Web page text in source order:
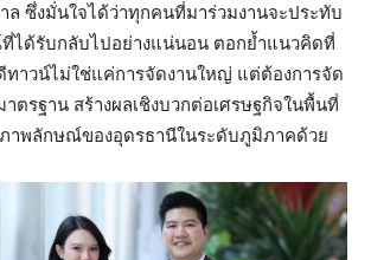
ล ซึ่งมั่นใจได้ว่าทุกคนที่มาร่วมงานจะประทับ
ได้รับกลับไปอย่างแน่นอน ตอกย้ำแนวคิดที่
ทาวน์ไม่ใช่แค่การจัดงานใหญ่ แต่ต้องการจัด
รฐาน สร้างผลเชิงบวกต่อเศรษฐกิจในพื้นที่
ภาพลักษณ์ของอุดรธานีในระดับภูมิภาคด้วย